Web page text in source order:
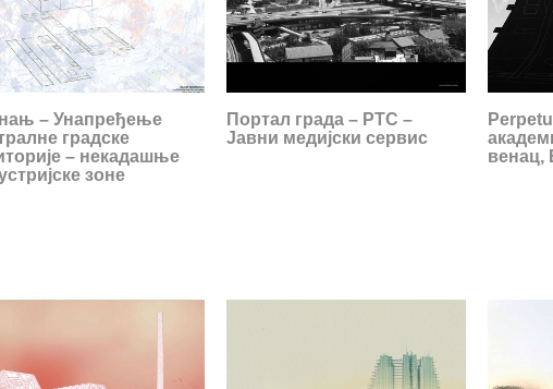
– Унапређење
градске
– некадашње
зоне
Портал града – РТС –
Јавни медијски сервис
венац,